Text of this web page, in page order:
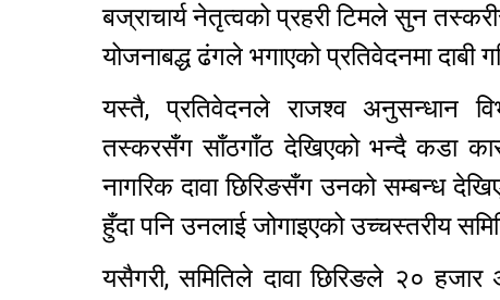
बज्राचार्य नेतृत्वको प्रहरी टिमले सुन
योजनाबद्ध ढंगले भगाएको प्रतिवेदनमा दाबी
यस्तै, प्रतिवेदनले राजश्व अनुसन्धान
तस्करसँग साँठगाँठ देखिएको भन्दै कडा
नागरिक दावा छिरिङसँग उनको सम्बन्ध
हुँदा पनि उनलाई जोगाइएको उच्चस्तरीय
यसैगरी, समितिले दावा छिरिङले २०